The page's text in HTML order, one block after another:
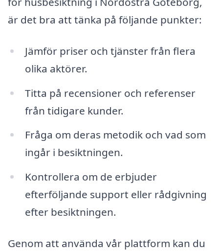
är det bra att tänka på följande punkter:
Jämför priser och tjänster från flera
olika aktörer.
Titta på recensioner och referenser
från tidigare kunder.
Fråga om deras metodik och vad som
ingår i besiktningen.
Kontrollera om de erbjuder
efterföljande support eller rådgivning
efter besiktningen.
Genom att använda vår plattform kan du